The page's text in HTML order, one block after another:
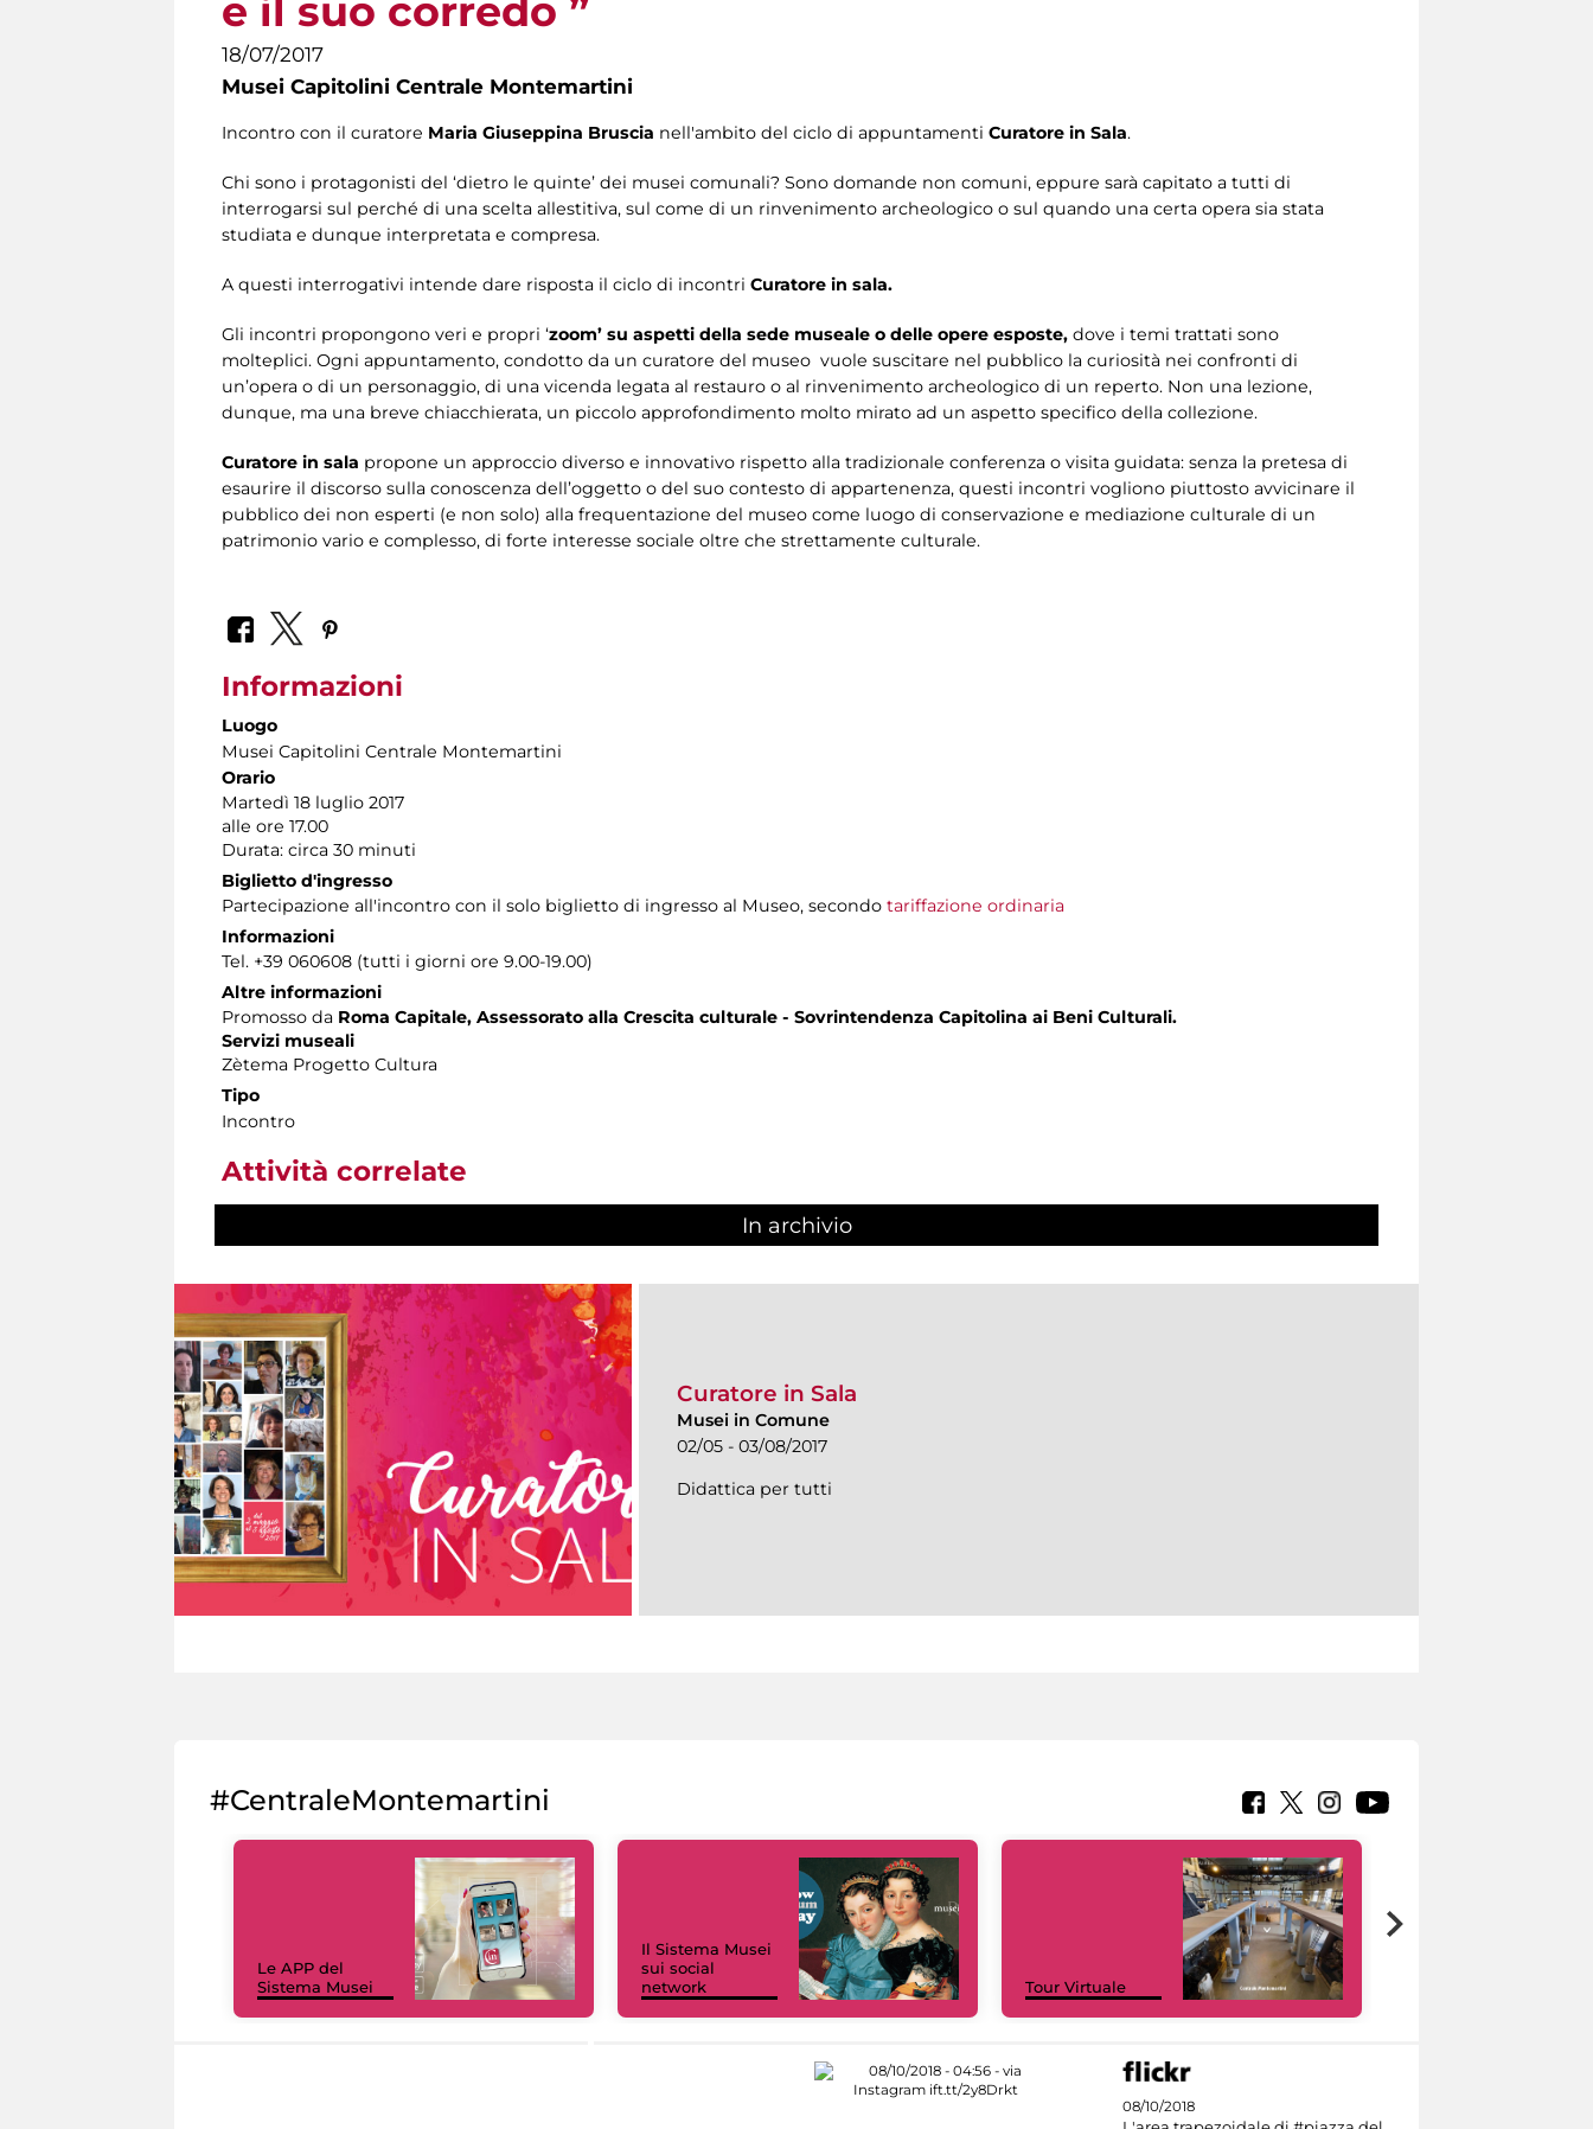
e il suo corredo ”
18/07/2017
Musei Capitolini Centrale Montemartini
Incontro con il curatore Maria Giuseppina Bruscia nell'ambito del ciclo di appuntamenti Curatore in Sala.
Chi sono i protagonisti del ‘dietro le quinte’ dei musei comunali? Sono domande non comuni, eppure sarà capitato a tutti di
interrogarsi sul perché di una scelta allestitiva, sul come di un rinvenimento archeologico o sul quando una certa opera sia stata
studiata e dunque interpretata e compresa.
A questi interrogativi intende dare risposta il ciclo di incontri Curatore in sala.
Gli incontri propongono veri e propri ‘zoom’ su aspetti della sede museale o delle opere esposte, dove i temi trattati sono
molteplici. Ogni appuntamento, condotto da un curatore del museo vuole suscitare nel pubblico la curiosità nei confronti di
un’opera o di un personaggio, di una vicenda legata al restauro o al rinvenimento archeologico di un reperto. Non una lezione,
dunque, ma una breve chiacchierata, un piccolo approfondimento molto mirato ad un aspetto specifico della collezione.
Curatore in sala propone un approccio diverso e innovativo rispetto alla tradizionale conferenza o visita guidata: senza la pretesa di
esaurire il discorso sulla conoscenza dell’oggetto o del suo contesto di appartenenza, questi incontri vogliono piuttosto avvicinare il
pubblico dei non esperti (e non solo) alla frequentazione del museo come luogo di conservazione e mediazione culturale di un
patrimonio vario e complesso, di forte interesse sociale oltre che strettamente culturale.
Informazioni
Luogo
Musei Capitolini Centrale Montemartini
Orario
Martedì 18 luglio 2017
alle ore 17.00
Durata: circa 30 minuti
Biglietto d'ingresso
Partecipazione all'incontro con il solo biglietto di ingresso al Museo, secondo tariffazione ordinaria
Informazioni
Tel. +39 060608 (tutti i giorni ore 9.00-19.00)
Altre informazioni
Promosso da Roma Capitale, Assessorato alla Crescita culturale - Sovrintendenza Capitolina ai Beni Culturali.
Servizi museali
Zètema Progetto Cultura
Tipo
Incontro
Attività correlate
In archivio
Curatore in Sala
Musei in Comune
02/05 - 03/08/2017
Didattica per tutti
#CentraleMontemartini
Le APP del
Sistema Musei
Il Sistema Musei
sui social
network
Tour Virtuale
08/10/2018